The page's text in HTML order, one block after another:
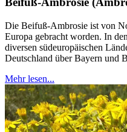
Die Beifuß-Ambrosie ist von
Europa gebracht worden. In
diversen südeuropäischen
Deutschland über Bayern und
Mehr lesen...